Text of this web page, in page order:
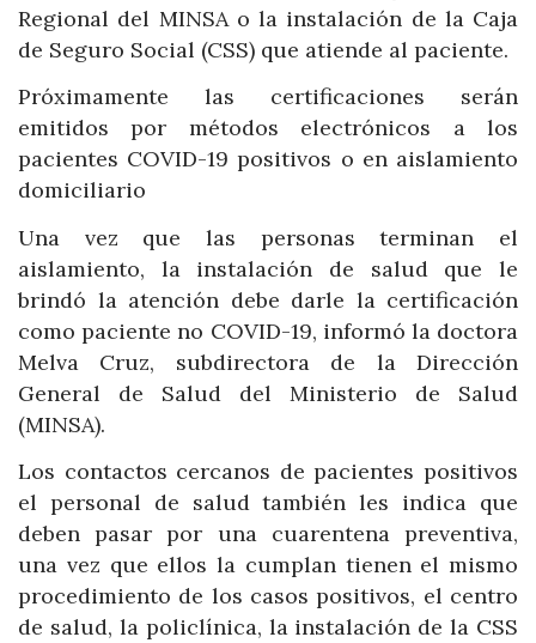
Regional del MINSA o la instalación de la Caja
de Seguro Social (CSS) que atiende al paciente.
Próximamente las certificaciones serán
emitidos por métodos electrónicos a los
pacientes COVID-19 positivos o en aislamiento
domiciliario
Una vez que las personas terminan el
aislamiento, la instalación de salud que le
brindó la atención debe darle la certificación
como paciente no COVID-19, informó la doctora
Melva Cruz, subdirectora de la Dirección
General de Salud del Ministerio de Salud
(MINSA).
Los contactos cercanos de pacientes positivos
el personal de salud también les indica que
deben pasar por una cuarentena preventiva,
una vez que ellos la cumplan tienen el mismo
procedimiento de los casos positivos, el centro
de salud, la policlínica, la instalación de la CSS